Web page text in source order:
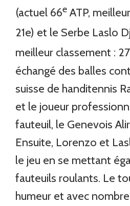
(actuel 66eATP,
21e) et le Serbe Laslo
meilleur classement : 27
échangé des balles
suisse de handitennis
et le joueur
fauteuil, le Genevois
Ensuite, Lorenzo et
le jeu en se mettant
fauteuils roulants. Le
humeur et avec